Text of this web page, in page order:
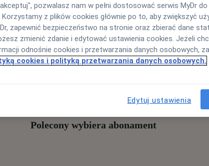
Polecony wybiera abonament
pozwalasz nam w pełni dostosować serwis MyDr
z plików cookies głównie po to, aby zwiększyć
zapewnić bezpieczeństwo na stronie oraz zbierać dane
zmienić zdanie i edytować ustawienia cookies. Jeżeli
odnośnie cookies i przetwarzania danych osobowych,
cookies i polityką przetwarzania danych osobowych.
Edytuj ustawienia